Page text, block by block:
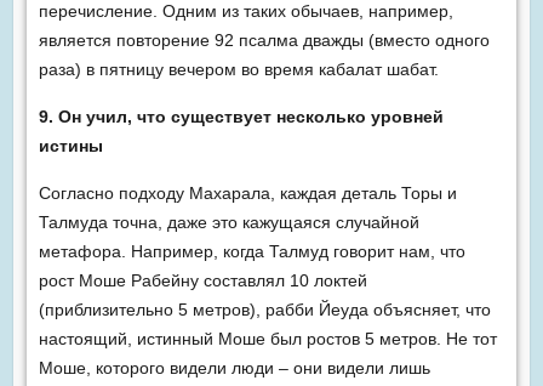
перечисление. Одним из таких обычаев, например,
является повторение 92 псалма дважды (вместо одного
раза) в пятницу вечером во время кабалат шабат.
9. Он учил, что существует несколько уровней
истины
Согласно подходу Махарала, каждая деталь Торы и
Талмуда точна, даже это кажущаяся случайной
метафора. Например, когда Талмуд говорит нам, что
рост Моше Рабейну составлял 10 локтей
(приблизительно 5 метров), рабби Йеуда объясняет, что
настоящий, истинный Моше был ростов 5 метров. Не тот
Моше, которого видели люди – они видели лишь